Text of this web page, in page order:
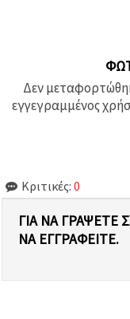
Δεν
εγγεγραμμένος
Κριτικές: 0
ΓΙΑ ΝΑ ΓΡΆΨΕΤΕ
Α ΕΓΓΡΑΦΕΊΤΕ.